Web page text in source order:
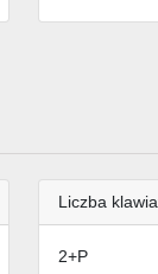
Liczba
2+P